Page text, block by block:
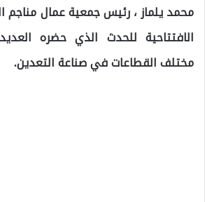
محمد يلماز ، رئيس جمعية عمال مناجم
الافتتاحية للحدث الذي حضره
مختلف القطاعات في صناعة التعدين.